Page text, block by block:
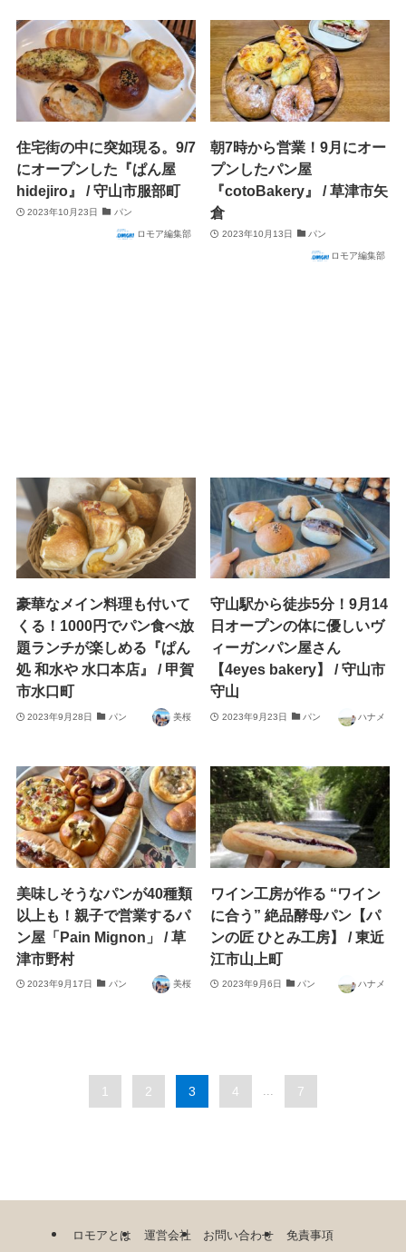
住宅街の中に突如現る。9/7
にオープンした『ぱん屋
hidejiro』 / 守山市服部町
2023年10月23日 パン
ロモア編集部
朝7時から営業！9月にオー
プンしたパン屋
『cotoBakery』 / 草津市矢
倉
2023年10月13日 パン
ロモア編集部
豪華なメイン料理も付いて
くる！1000円でパン食べ放
題ランチが楽しめる『ぱん
処 和水や 水口本店』 / 甲賀
市水口町
2023年9月28日 パン 美桜
守山駅から徒歩5分！9月14
日オープンの体に優しいヴ
ィーガンパン屋さん
【4eyes bakery】 / 守山市
守山
2023年9月23日 パン ハナメ
美味しそうなパンが40種類
以上も！親子で営業するパ
ン屋「Pain Mignon」 / 草
津市野村
2023年9月17日 パン 美桜
ワイン工房が作る “ワイン
に合う” 絶品酵母パン【パ
ンの匠 ひとみ工房】 / 東近
江市山上町
2023年9月6日 パン ハナメ
1 2 3 4 7
ロモアとは 運営会社 お問い合わせ 免責事項